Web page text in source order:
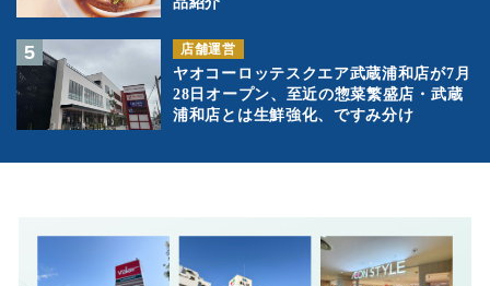
店舗運営
ヤオコーロッテスクエア武蔵浦和店が7月
28日オープン、至近の惣菜繁盛店・武蔵
浦和店とは生鮮強化、ですみ分け